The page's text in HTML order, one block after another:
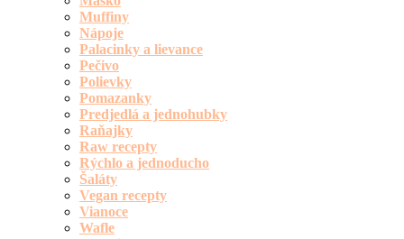
Muffiny
Nápoje
Palacinky a lievance
Pečivo
Polievky
Pomazanky
Predjedlá a jednohubky
Raňajky
Raw recepty
Rýchlo a jednoducho
Šaláty
Vegan recepty
Vianoce
Wafle